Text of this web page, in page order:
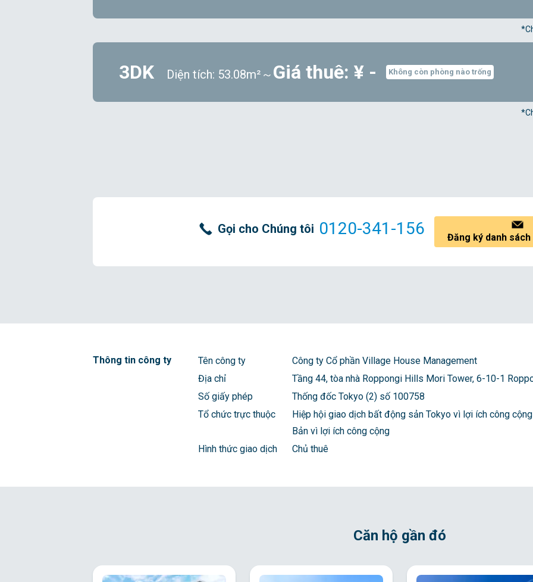
3DK Diện tích: 53.08m²～ Giá thuê: ¥ - Không còn phòng nào trống
Gọi cho Chúng tôi 0120-341-156 Đăng ký danh
Thông tin công ty Tên công ty
Công ty Cổ phần Village House Management
Địa chỉ
Tầng 44, tòa nhà Roppongi Hills Mori Tower, 6-10-1
Số giấy phép
Thống đốc Tokyo (2) số 100758
Tổ chức trực thuộc
Hiệp hội giao dịch bất động sản Tokyo vì lợi ích công
Bản vì lợi ích công cộng
Hình thức giao dịch
Chủ thuê
Căn hộ gần đó